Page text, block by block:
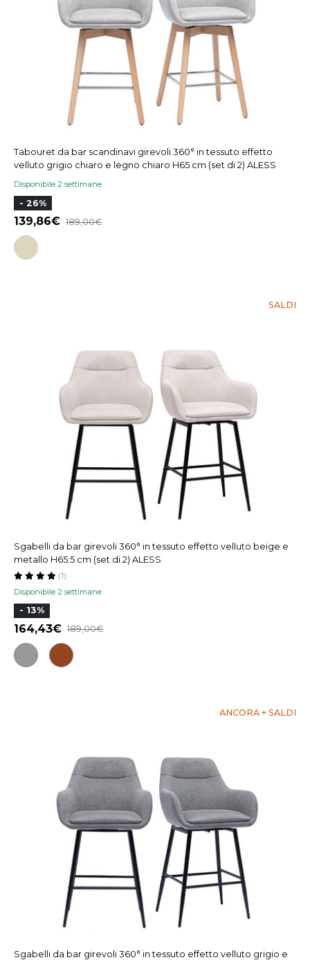
Tabouret da bar scandinavi girevoli 360° in tessuto effetto
velluto grigio chiaro e legno chiaro H65 cm (set di 2) ALESS
Disponibile 2 settimane
- 26%
139,86 189,00
SALDI
Sgabelli da bar girevoli 360° in tessuto effetto velluto beige e
metallo H65.5 cm (set di 2) ALESS
Disponibile 2 settimane
(1)
- 13%
164,43 189,00
ANCORA + SALDI
Sgabelli da bar girevoli 360° in tessuto effetto velluto grigio e